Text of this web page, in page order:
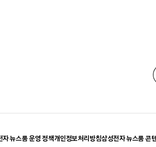
자 뉴스룸 운영 정책개인정보처리방침삼성전자 뉴스룸 콘